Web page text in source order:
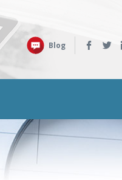
Retrouvez-
:
Blog